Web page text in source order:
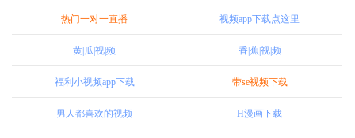
热门一对一直播 视频app下载点这里
黄|瓜|视|频 香|蕉|视|频
福利小视频app下载 带se视频下载
男人都喜欢的视频 H漫画下载